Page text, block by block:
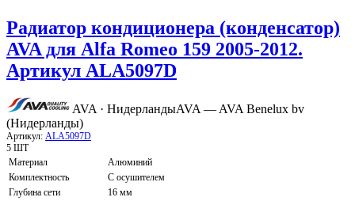
Радиатор кондиционера (конденсатор)
AVA для Alfa Romeo 159 2005-2012.
Артикул ALA5097D
AVA · НидерландыAVA — AVA Benelux bv
(Нидерланды)
Артикул: ALA5097D
5 ШТ
Материал
Алюминий
Комплектность
С осушителем
Глубина сети
16 мм